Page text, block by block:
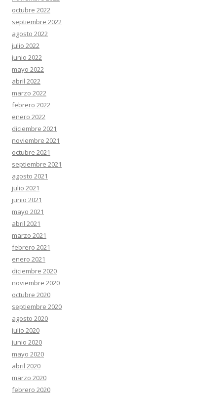
octubre 2022
septiembre 2022
agosto 2022
julio 2022
junio 2022
mayo 2022
abril 2022
marzo 2022
febrero 2022
enero 2022
diciembre 2021
noviembre 2021
octubre 2021
septiembre 2021
agosto 2021
julio 2021
junio 2021
mayo 2021
abril 2021
marzo 2021
febrero 2021
enero 2021
diciembre 2020
noviembre 2020
octubre 2020
septiembre 2020
agosto 2020
julio 2020
junio 2020
mayo 2020
abril 2020
marzo 2020
febrero 2020